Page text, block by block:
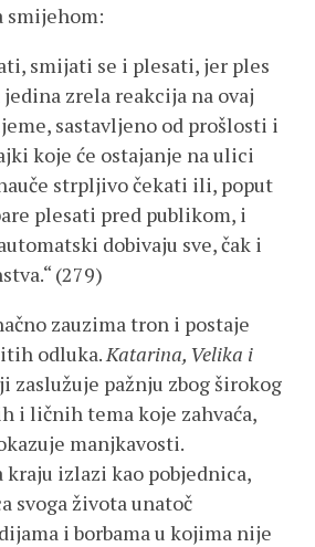
smijehom:
smijati se i plesati, jer ples
zrela reakcija na ovaj
sastavljeno od prošlosti i
koje će ostajanje na ulici
strpljivo čekati ili, poput
plesati pred publikom, i
dobivaju sve, čak i
(279)
zauzima tron i postaje
odluka.Katarina, Velika i
zaslužuje pažnju zbog širokog
i ličnih tema koje zahvaća,
manjkavosti.
izlazi kao pobjednica,
svoga života unatoč
i borbama u kojima nije